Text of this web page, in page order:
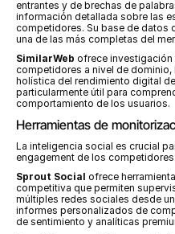
entrantes y de brechas de
información detallada sobre las
competidores. Su base de datos
una de las más completas del
SimilarWeb ofrece
competidores a nivel de
holística del rendimiento digital
particularmente útil para
comportamiento de los usuarios.
Herramientas de
La inteligencia social es crucial
engagement de los competidores:
Sprout Social ofrece
competitiva que permiten
múltiples redes sociales desde
informes personalizados de
de sentimiento y analíticas